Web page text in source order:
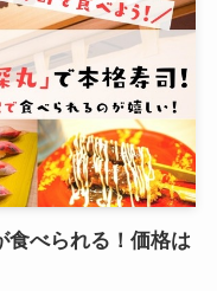
食べられる！価格は